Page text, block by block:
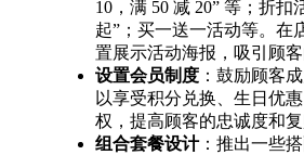
10，满 50 减 20” 等；折扣
起”；买一送一活动等。在
置展示活动海报，吸引顾客
设置会员制度 ：鼓励顾客
以享受积分兑换、生日优
权，提高顾客的忠诚度和复
组合套餐设计：推出一些